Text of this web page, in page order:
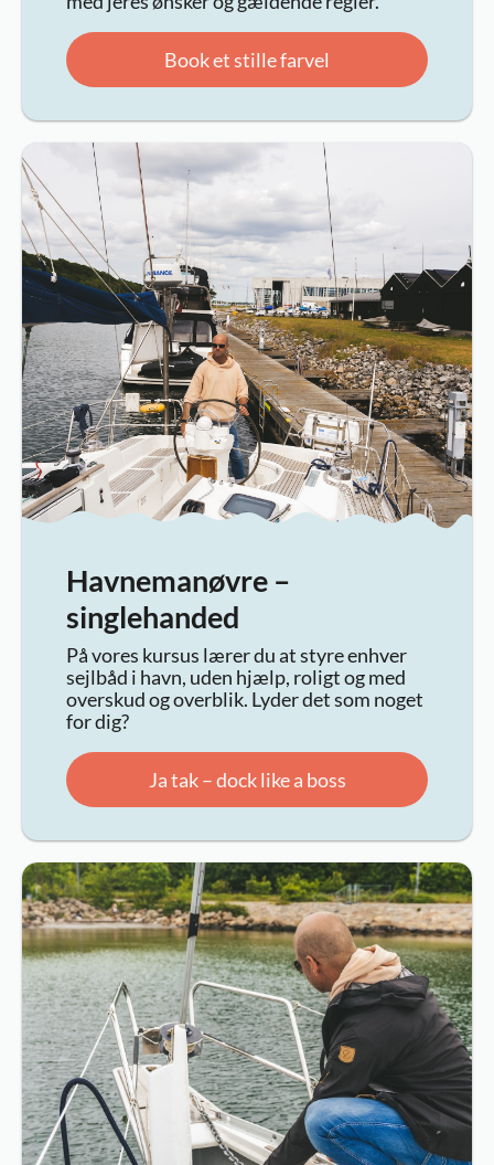
Book et stille farvel
Havnemanøvre –
singlehanded
På vores kursus lærer du at styre enhver
sejlbåd i havn, uden hjælp, roligt og med
overskud og overblik. Lyder det som noget
for dig?
Ja tak – dock like a boss